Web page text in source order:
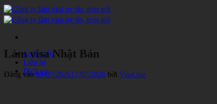
Bỏ
qua
nội
Giới thiệu
Liên hệ
Dịch vụ
Làm visa Nhật Bản
Đăng vào09/07/202617/07/2026 bởi VisaOne